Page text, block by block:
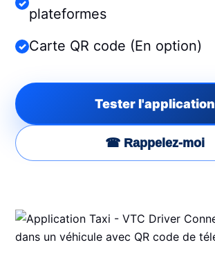
plateformes
Carte QR code (En option)
Tester l'application
☎ Rappelez-moi